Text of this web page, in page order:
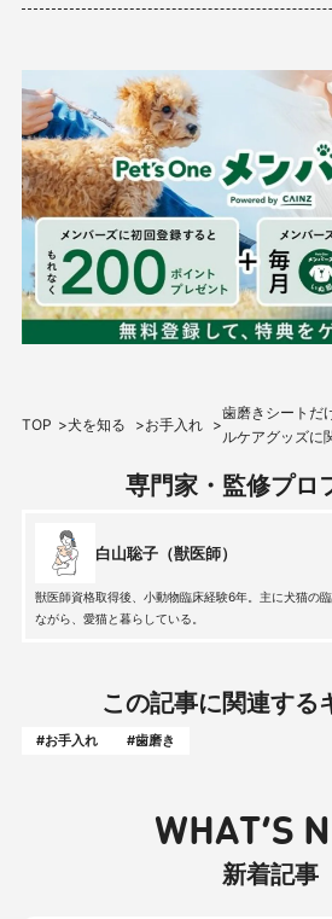
TOP 犬を知る お手入れ
歯磨きシートだ
ルケアグッズに
専門家・監修プロ
白山聡子（獣医師）
獣医師資格取得後、小動物臨床経験6年。主に犬猫の
ながら、愛猫と暮らしている。
この記事に関連する
#お手入れ #歯磨き
WHAT’S
新着記事